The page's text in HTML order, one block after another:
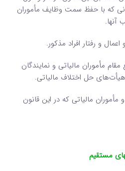
که با حفظ سمت وظایف مأموران
آنها.
و رفتار افراد مذکور.
مأموران مالیاتی و‌ نمایندگان
حل اختلاف مالیاتی.
مالیاتی که در این قانون
مستقیم